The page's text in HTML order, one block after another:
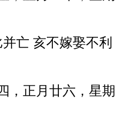
亡 亥不嫁娶不利
，正月廿六，星期